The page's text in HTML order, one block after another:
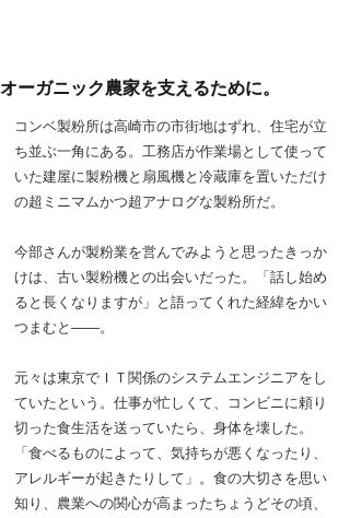
オーガニック農家を支えるために。
コンベ製粉所は高崎市の市街地はずれ、住宅が立
ち並ぶ一角にある。工務店が作業場として使って
いた建屋に製粉機と扇風機と冷蔵庫を置いただけ
の超ミニマムかつ超アナログな製粉所だ。
今部さんが製粉業を営んでみようと思ったきっか
けは、古い製粉機との出会いだった。「話し始め
ると長くなりますが」と語ってくれた経緯をかい
つまむと――。
元々は東京でＩＴ関係のシステムエンジニアをし
ていたという。仕事が忙しくて、コンビニに頼り
切った食生活を送っていたら、身体を壊した。
「食べるものによって、気持ちが悪くなったり、
アレルギーが起きたりして」。食の大切さを思い
知り、農業への関心が高まったちょうどその頃、